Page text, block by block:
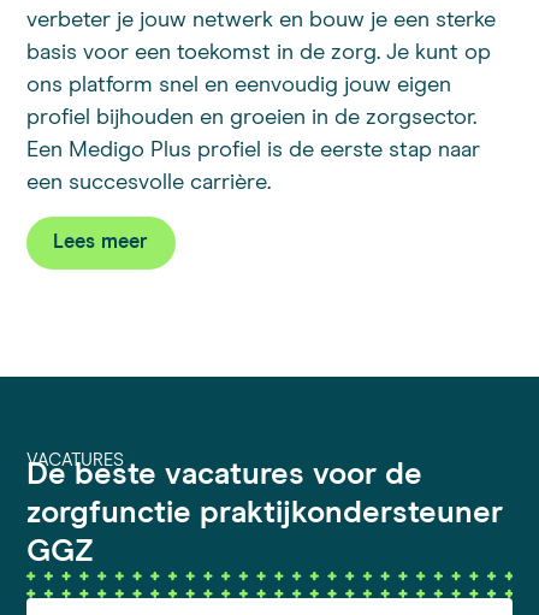
verbeter je jouw netwerk en bouw je een sterke
basis voor een toekomst in de zorg. Je kunt op
ons platform snel en eenvoudig jouw eigen
profiel bijhouden en groeien in de zorgsector.
Een Medigo Plus profiel is de eerste stap naar
een succesvolle carrière.
Lees meer
VACATURES
De beste vacatures voor de
zorgfunctie praktijkondersteuner
GGZ